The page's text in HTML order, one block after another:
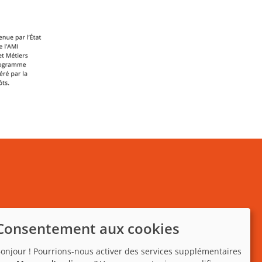
aux cookies
! Pourrions-nous activer des services supplémentaires